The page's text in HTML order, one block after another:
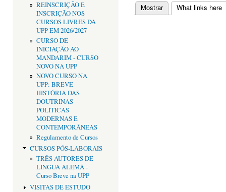
REINSCRIÇÃO E
INSCRIÇÃO NOS
CURSOS LIVRES DA
UPP EM 2026/2027
CURSO DE
INICIAÇÃO AO
MANDARIM - CURSO
NOVO NA UPP
NOVO CURSO NA
UPP: BREVE
HISTÓRIA DAS
DOUTRINAS
POLÍTICAS
MODERNAS E
CONTEMPORÂNEAS
Regulamento de Cursos
CURSOS PÓS-LABORAIS
TRÊS AUTORES DE
LÍNGUA ALEMÃ -
Curso Breve na UPP
VISITAS DE ESTUDO
Separadores
Mostrar What links here